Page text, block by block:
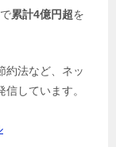
累計4億円超を
約法など、ネッ
しています。